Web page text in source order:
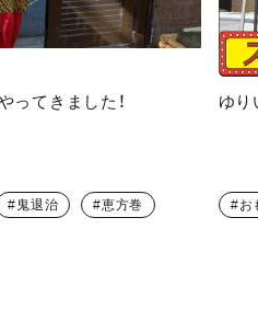
ってきました！
鬼退治 恵方巻
ゆ
お